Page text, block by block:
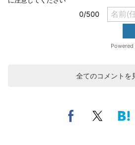
全てのコメントを